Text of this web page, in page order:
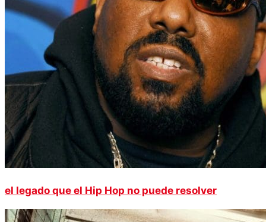
el legado que el Hip Hop no puede resolver